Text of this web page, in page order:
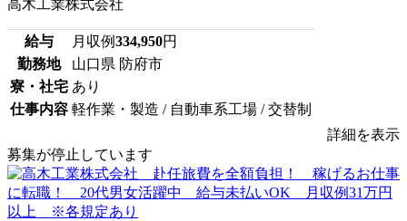
高木工業株式会社
給与 月収例334,950円
勤務地
山口県 防府市
寮・社宅 あり
仕事内容 軽作業・製造 / 自動車系工場 / 交替制
詳細を表示
募集が停止しています